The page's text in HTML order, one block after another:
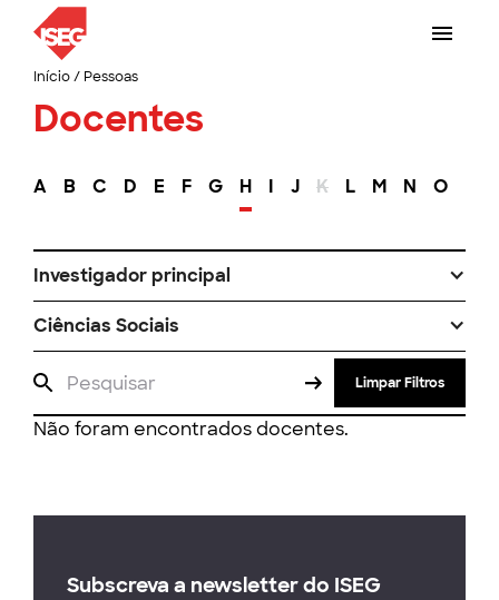
Início/ Pessoas
Docentes
A B C D E F G H I J K L M N O
Investigador principal
Ciências Sociais
Limpar Filtros
Não foram encontrados docentes.
Subscreva a newsletter do ISEG